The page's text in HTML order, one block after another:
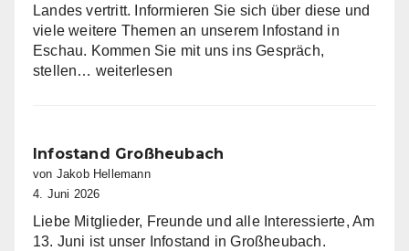
Landes vertritt. Informieren Sie sich über diese und
viele weitere Themen an unserem Infostand in
Eschau. Kommen Sie mit uns ins Gespräch,
stellen… Infostand
weiterlesen
Infostand Großheubach
von Jakob Hellemann
4. Juni 2026
Liebe Mitglieder, Freunde und alle Interessierte, Am
13. Juni ist unser Infostand in Großheubach.